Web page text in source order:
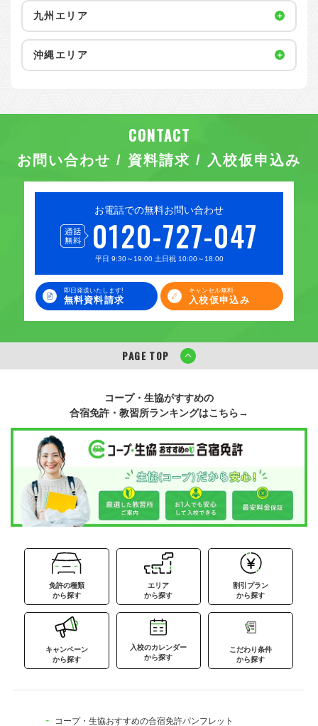
お問い合わせ / 資料請求 / 入校仮申込み
お電話での無料お問い合わせ
0120-727-047
平日 9:30～19:00 土日祝 10:00～18:00
即日発送いたします!
無料資料請求
キャンセル無料
入校仮申込み
九州エリア
沖縄エリア
PAGE TOP
コープ・生協がすすめの
合宿免許・教習所ランキングはこちら→
免許の種類
から探す
エリア
から探す
割引プラン
から探す
キャンペーン
から探す
入校のカレンダー
から探す
こだわり条件
から探す
コープ・生協おすすめの合宿免許パンフレット